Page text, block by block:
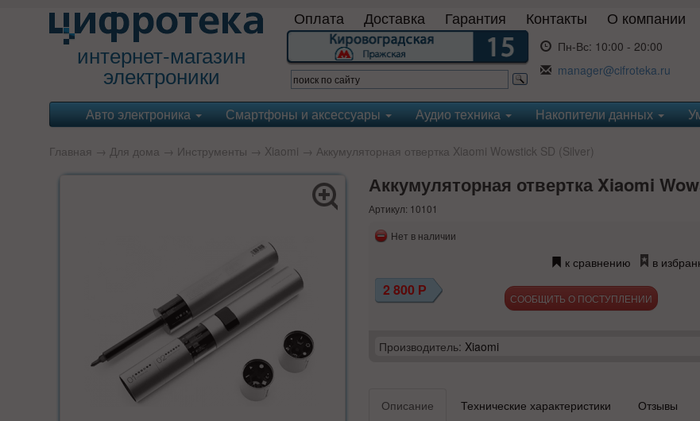
интернет-магазин
электроники
Оплата Доставка Гарантия Контакты О компании
Пн-Вс: 10:00 - 20:00
manager@cifroteka.ru
Авто электроника Смартфоны и аксессуары Аудио техника Накопители данных
Главная → Для дома → Инструменты → Xiaomi → Аккумуляторная отвертка Xiaomi Wowstick SD (Silver)
Аккумуляторная отвертка Xiaomi
Артикул: 10101
Нет в наличии
к сравнению в
2 800 Р СООБЩИТЬ О ПОСТУПЛЕНИИ
Производитель: Xiaomi
Описание Технические характеристики Отзывы